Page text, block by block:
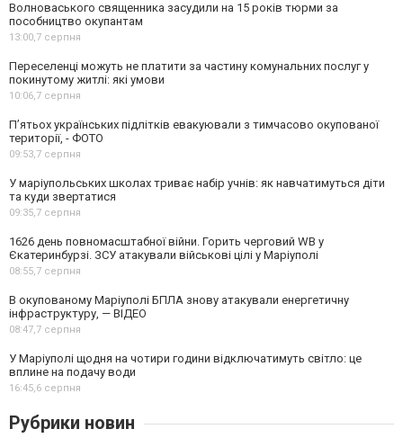
Волноваського священника засудили на 15 років тюрми за
пособництво окупантам
13:00,7 серпня
Переселенці можуть не платити за частину комунальних послуг у
покинутому житлі: які умови
10:06,7 серпня
П’ятьох українських підлітків евакуювали з тимчасово окупованої
території, - ФОТО
09:53,7 серпня
У маріупольських школах триває набір учнів: як навчатимуться діти
та куди звертатися
09:35,7 серпня
1626 день повномасштабної війни. Горить черговий WB у
Єкатеринбурзі. ЗСУ атакували військові цілі у Маріуполі
08:55,7 серпня
В окупованому Маріуполі БПЛА знову атакували енергетичну
інфраструктуру, — ВІДЕО
08:47,7 серпня
У Маріуполі щодня на чотири години відключатимуть світло: це
вплине на подачу води
16:45,6 серпня
Рубрики новин